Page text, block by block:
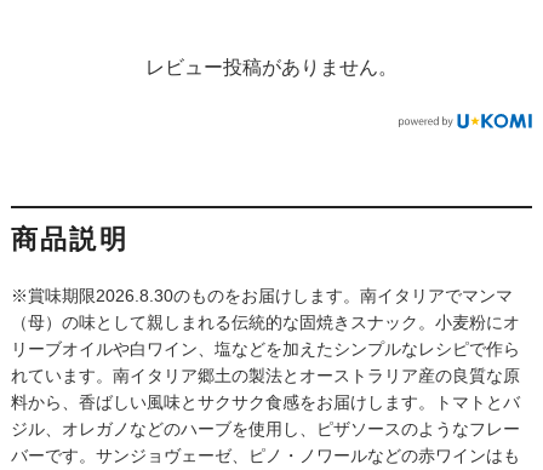
レビュー投稿がありません。
商品説明
※賞味期限2026.8.30のものをお届けします。南イタリアでマンマ
（母）の味として親しまれる伝統的な固焼きスナック。小麦粉にオ
リーブオイルや白ワイン、塩などを加えたシンプルなレシピで作ら
れています。南イタリア郷土の製法とオーストラリア産の良質な原
料から、香ばしい風味とサクサク食感をお届けします。トマトとバ
ジル、オレガノなどのハーブを使用し、ピザソースのようなフレー
バーです。サンジョヴェーゼ、ピノ・ノワールなどの赤ワインはも